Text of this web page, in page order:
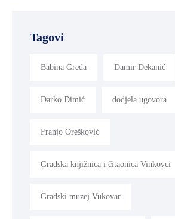
Tagovi
Babina Greda Damir Dekanić
Darko Dimić dodjela ugovora
Franjo Orešković
Gradska knjižnica i čitaonica Vinkovci
Gradski muzej Vukovar